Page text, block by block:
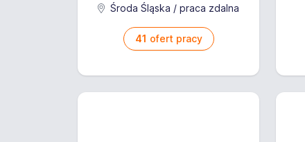
Środa Śląska / praca zdalna
41 ofert pracy